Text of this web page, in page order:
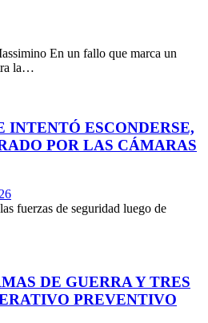
En un fallo que marca un
la…
INTENTÓ ESCONDERSE,
POR LAS CÁMARAS
fuerzas de seguridad luego de
DE GUERRA Y TRES
PREVENTIVO